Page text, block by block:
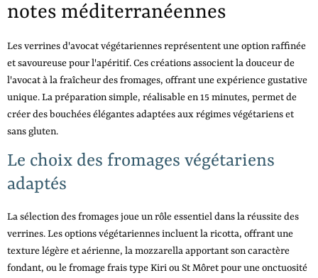
notes méditerranéennes
Les verrines d'avocat végétariennes représentent une option raffinée
et savoureuse pour l'apéritif. Ces créations associent la douceur de
l'avocat à la fraîcheur des fromages, offrant une expérience gustative
unique. La préparation simple, réalisable en 15 minutes, permet de
créer des bouchées élégantes adaptées aux régimes végétariens et
sans gluten.
Le choix des fromages végétariens
adaptés
La sélection des fromages joue un rôle essentiel dans la réussite des
verrines. Les options végétariennes incluent la ricotta, offrant une
texture légère et aérienne, la mozzarella apportant son caractère
fondant, ou le fromage frais type Kiri ou St Môret pour une onctuosité